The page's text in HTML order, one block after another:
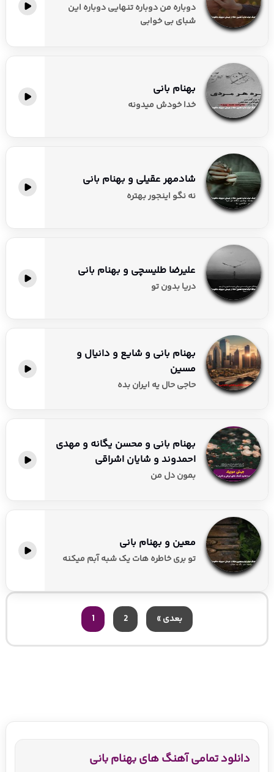
دوباره من دوباره تنهایی دوباره این
شبای بی خوابی
بهنام بانی
خدا خودش میدونه
شادمهر عقیلی و بهنام بانی
نه نگو اینجور بهتره
علیرضا طلیسچی و بهنام بانی
دریا بدون تو
بهنام بانی و شایع و دانیال و
مسین
حاجی حال یه ایران بده
بهنام بانی و محسن یگانه و مهدی
احمدوند و شایان اشراقی
بمون دل من
معین و بهنام بانی
تو بری خاطره هات یک شبه آبم میکنه
1 2 بعدی »
دانلود تمامی آهنگ های بهنام بانی